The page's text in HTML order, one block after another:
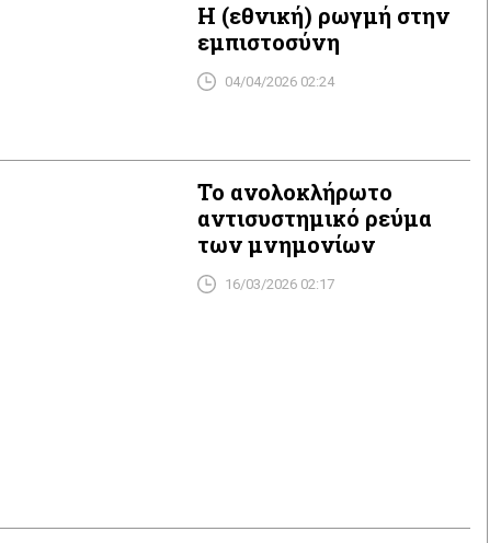
Η (εθνική) ρωγμή στην
εμπιστοσύνη
04/04/2026 02:24
Το ανολοκλήρωτο
αντισυστημικό ρεύμα
των μνημονίων
16/03/2026 02:17